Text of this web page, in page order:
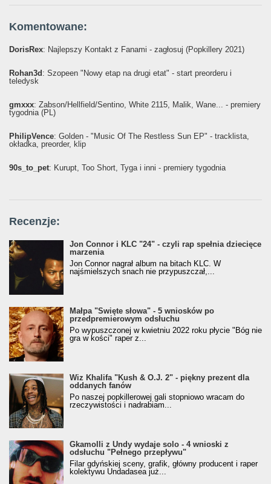
Komentowane:
DorisRex: Najlepszy Kontakt z Fanami - zagłosuj (Popkillery 2021)
Rohan3d : Szopeen "Nowy etap na drugi etat" - start preorderu i
teledysk
gmxxx: Żabson/Hellfield/Sentino, White 2115, Malik, Wane... - premiery
tygodnia (PL)
PhilipVence: Golden - "Music Of The Restless Sun EP" - tracklista,
okładka, preorder, klip
90s_to_pet: Kurupt, Too Short, Tyga i inni - premiery tygodnia
Recenzje:
Jon Connor i KLC "24" - czyli rap spełnia dziecięce
marzenia
Jon Connor nagrał album na bitach KLC. W
najśmielszych snach nie przypuszczał,...
Małpa "Święte słowa" - 5 wniosków po
przedpremierowym odsłuchu
Po wypuszczonej w kwietniu 2022 roku płycie "Bóg nie
gra w kości" raper z...
Wiz Khalifa "Kush & O.J. 2" - piękny prezent dla
oddanych fanów
Po naszej popkillerowej gali stopniowo wracam do
rzeczywistości i nadrabiam...
Gkamolli z Undy wydaje solo - 4 wnioski z
odsłuchu "Pełnego przepływu"
Filar gdyńskiej sceny, grafik, główny producent i raper
kolektywu Undadasea już...